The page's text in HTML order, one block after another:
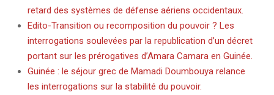
retard des systèmes de défense aériens occidentaux.
Edito-Transition ou recomposition du pouvoir ? Les
interrogations soulevées par la republication d’un décret
portant sur les prérogatives d’Amara Camara en Guinée.
Guinée : le séjour grec de Mamadi Doumbouya relance
les interrogations sur la stabilité du pouvoir.